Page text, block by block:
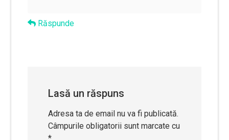
Răspunde
Lasă un răspuns
Adresa ta de email nu va fi publicată.
Câmpurile obligatorii sunt marcate cu